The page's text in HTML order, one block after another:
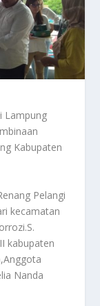
Lampung
Kabupaten
Pelangi
kecamatan
kabupaten
Nanda